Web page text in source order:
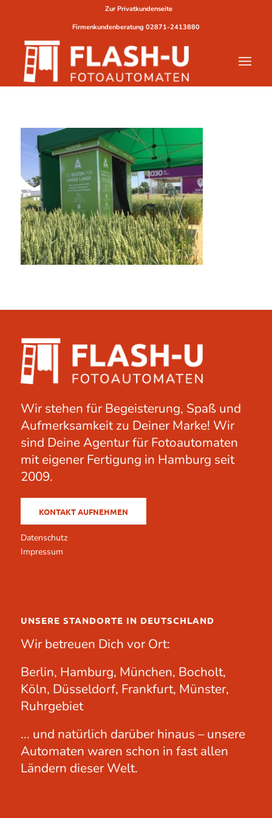
Zur Privatkundenseite
Firmenkundenberatung 02871-2413880
Wir stehen für Begeisterung, Spaß und
Aufmerksamkeit zu Deiner Marke! Wir
sind Deine Agentur für Fotoautomaten
mit eigener Fertigung in Hamburg seit
2009.
KONTAKT AUFNEHMEN
Datenschutz
Impressum
UNSERE STANDORTE IN DEUTSCHLAND
Wir betreuen Dich vor Ort:
Berlin, Hamburg, München, Bocholt,
Köln, Düsseldorf, Frankfurt, Münster,
Ruhrgebiet
... und natürlich darüber hinaus – unsere
Automaten waren schon in fast allen
Ländern dieser Welt.